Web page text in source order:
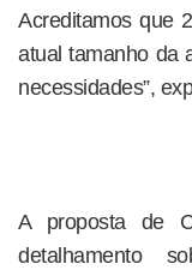
Acreditamos que
atual tamanho da
necessidades”,
A proposta de
detalhamento